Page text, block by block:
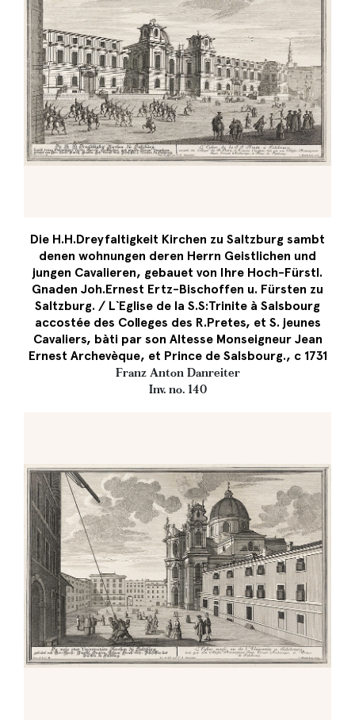
Die H.H.Dreyfaltigkeit Kirchen zu Saltzburg sambt
denen wohnungen deren Herrn Geistlichen und
jungen Cavalieren, gebauet von Ihre Hoch-Fürstl.
Gnaden Joh.Ernest Ertz-Bischoffen u. Fürsten zu
Saltzburg. / L`Eglise de la S.S:Trinite à Salsbourg
accostée des Colleges des R.Pretes, et S. jeunes
Cavaliers, bàti par son Altesse Monseigneur Jean
Ernest Archevèque, et Prince de Salsbourg., c 1731
Franz Anton Danreiter
Inv. no. 140